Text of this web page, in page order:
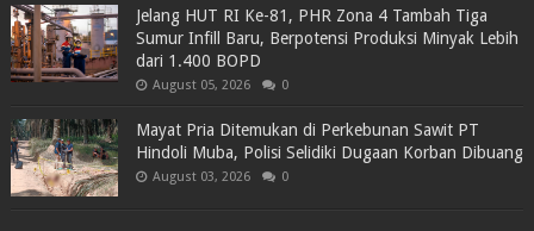
Jelang HUT RI Ke-81, PHR Zona 4 Tambah Tiga
Sumur Infill Baru, Berpotensi Produksi Minyak Lebih
dari 1.400 BOPD
August 05, 2026 0
Mayat Pria Ditemukan di Perkebunan Sawit PT
Hindoli Muba, Polisi Selidiki Dugaan Korban Dibuang
August 03, 2026 0